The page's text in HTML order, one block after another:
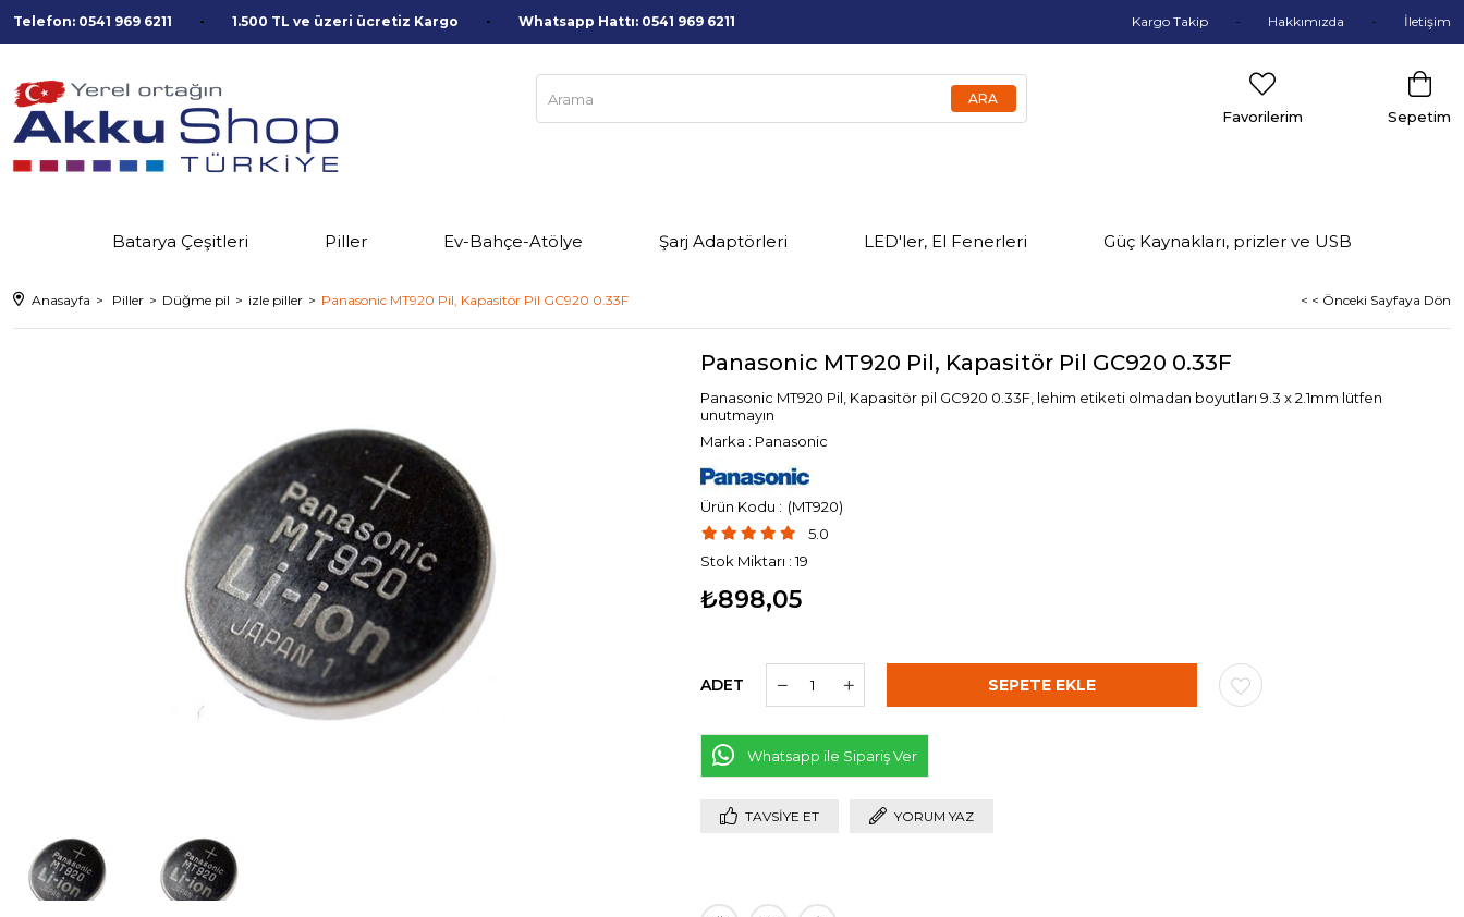
Telefon: 0541 969 6211 1.500 TL ve üzeri ücretiz Kargo Whatsapp Hattı: 0541 969 6211 Kargo Takip Hakkımızda İletişim
Sepetim
Favorilerim
Batarya Çeşitleri Piller Ev-Bahçe-Atölye Şarj Adaptörleri LED'ler, El Fenerleri Güç Kaynakları, prizler ve USB
Anasayfa Piller Düğme pil izle piller Panasonic MT920 Pil, Kapasitör Pil GC920 0.33F < < Önceki Sayfaya Dön
Panasonic MT920 Pil, Kapasitör Pil GC920 0.33F
Panasonic MT920 Pil, Kapasitör pil GC920 0.33F, lehim etiketi olmadan boyutları 9.3 x 2.1mm lütfen
unutmayın
Marka : Panasonic
(MT920)
5.0
Stok Miktarı : 19
₺898,05
ADET
Whatsapp ile Sipariş Ver
TAVSIYE ET YORUM YAZ